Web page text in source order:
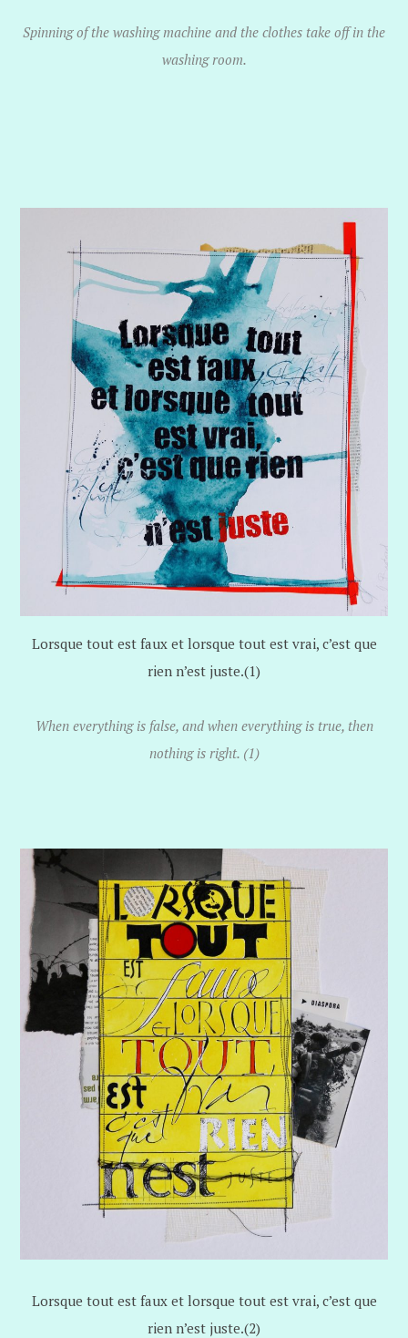
Spinning of the washing machine and the clothes take off in the
washing room.
Lorsque tout est faux et lorsque tout est vrai, c’est que
rien n’est juste.(1)
When everything is false, and when everything is true, then
nothing is right. (1)
Lorsque tout est faux et lorsque tout est vrai, c’est que
rien n’est juste.(2)